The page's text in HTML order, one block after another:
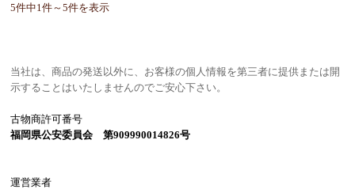
5件中1件～5件を表示
当社は、商品の発送以外に、お客様の個人情報を第三者に提供または開
示することはいたしませんのでご安心下さい。
古物商許可番号
福岡県公安委員会 第909990014826号
運営業者